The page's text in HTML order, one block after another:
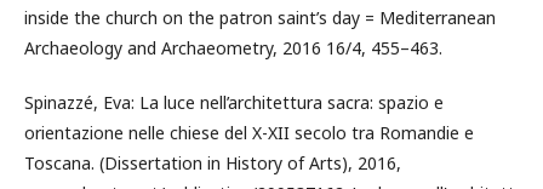
inside the church on the patron saint’s day = Mediterranean
Archaeology and Archaeometry, 2016 16/4, 455–463.
Spinazzé, Eva: La luce nell’architettura sacra: spazio e
orientazione nelle chiese del X-XII secolo tra Romandie e
Toscana. (Dissertation in History of Arts), 2016,